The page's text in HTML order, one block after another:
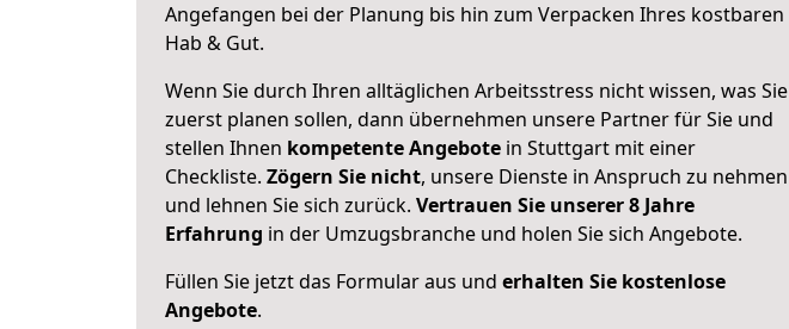
Angefangen bei der Planung bis hin zum Verpacken Ihres kostbaren
Hab & Gut.
Wenn Sie durch Ihren alltäglichen Arbeitsstress nicht wissen, was Sie
zuerst planen sollen, dann übernehmen unsere Partner für Sie und
stellen Ihnen kompetente Angebote in Stuttgart mit einer
Checkliste. Zögern Sie nicht, unsere Dienste in Anspruch zu nehmen
und lehnen Sie sich zurück. Vertrauen Sie unserer 8 Jahre
Erfahrung in der Umzugsbranche und holen Sie sich Angebote.
Füllen Sie jetzt das Formular aus und erhalten Sie kostenlose
Angebote.